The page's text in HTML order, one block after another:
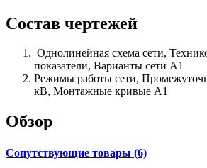
Состав чертежей
Однолинейная схема сети,
показатели, Варианты сети А1
Режимы работы сети,
кВ, Монтажные кривые А1
Обзор
Сопутствующие товары (6)